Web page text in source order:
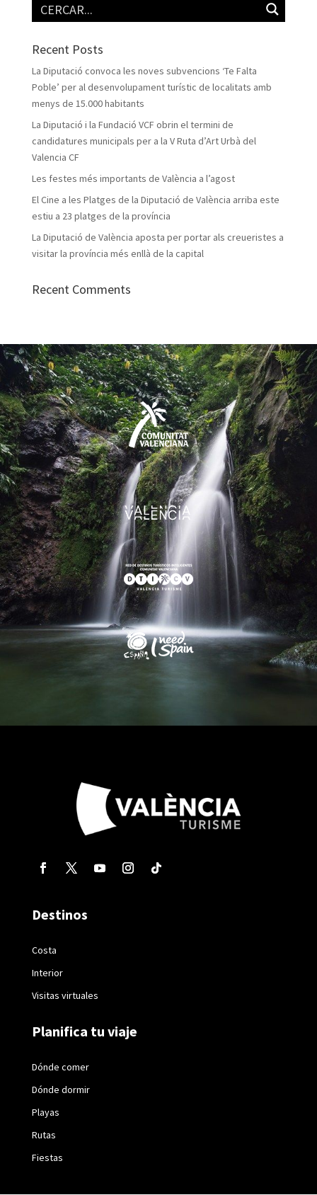
Recent Posts
La Diputació convoca les noves subvencions ‘Te Falta
Poble’ per al desenvolupament turístic de localitats amb
menys de 15.000 habitants
La Diputació i la Fundació VCF obrin el termini de
candidatures municipals per a la V Ruta d’Art Urbà del
Valencia CF
Les festes més importants de València a l’agost
El Cine a les Platges de la Diputació de València arriba este
estiu a 23 platges de la província
La Diputació de València aposta per portar als creueristes a
visitar la província més enllà de la capital
Recent Comments
Destinos
Costa
Interior
Visitas virtuales
Planifica tu viaje
Dónde comer
Dónde dormir
Playas
Rutas
Fiestas